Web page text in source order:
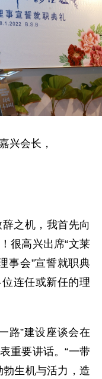
兴会长，
之机，我首先向
很高兴出席“文莱
事会”宣誓就职典
连任或新任的理
路”建设座谈会在
重要讲话。“一带
勃生机与活力，造